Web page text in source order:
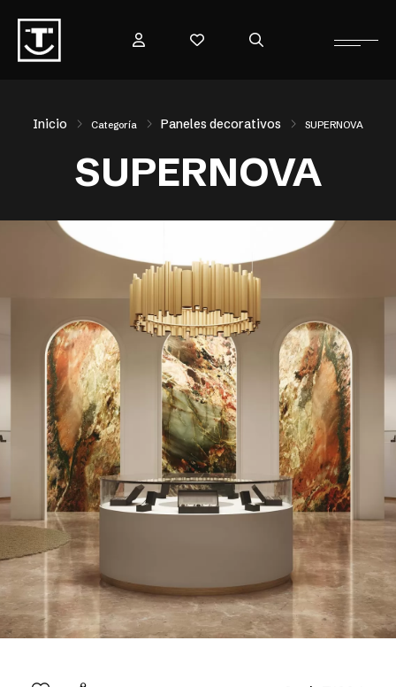
Inicio Categoría Paneles decorativos SUPERNOVA
SUPERNOVA